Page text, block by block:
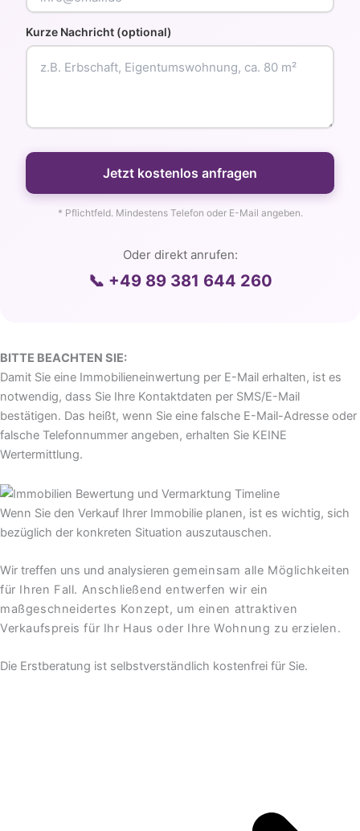
Kurze Nachricht (optional)
Jetzt kostenlos anfragen
* Pflichtfeld. Mindestens Telefon oder E-Mail angeben.
Oder direkt anrufen:
📞 +49 89 381 644 260
BITTE BEACHTEN SIE:
Damit Sie eine Immobilieneinwertung per E-Mail erhalten, ist es
notwendig, dass Sie Ihre Kontaktdaten per SMS/E-Mail
bestätigen. Das heißt, wenn Sie eine falsche E-Mail-Adresse oder
falsche Telefonnummer angeben, erhalten Sie KEINE
Wertermittlung.
Wenn Sie den Verkauf Ihrer Immobilie planen, ist es wichtig, sich
bezüglich der konkreten Situation auszutauschen.
Wir treffen uns und analysieren gemeinsam alle Möglichkeiten
für Ihren Fall. Anschließend entwerfen wir ein
maßgeschneidertes Konzept, um einen attraktiven
Verkaufspreis für Ihr Haus oder Ihre Wohnung zu erzielen.
Die Erstberatung ist selbstverständlich kostenfrei für Sie.